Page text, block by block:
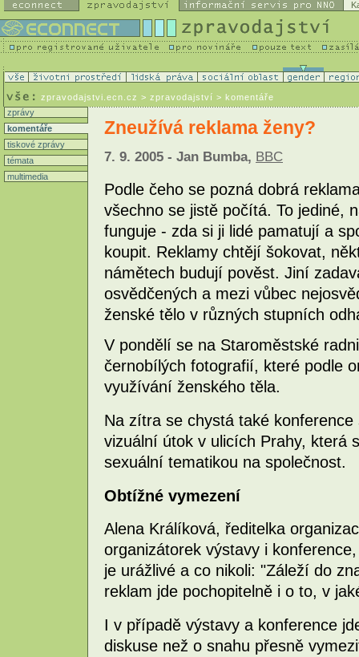
zpravodajstvi.ecn.cz > zpravodajství > komentáře
zprávy
komentáře
tiskové zprávy
témata
multimedia
Zneužívá reklama ženy?
7. 9. 2005 - Jan Bumba, BBC
Podle čeho se pozná dobrá
všechno se jistě počítá. To jediné,
funguje - zda si ji lidé pamatují a
koupit. Reklamy chtějí šokovat,
námětech budují pověst. Jiní
osvědčených a mezi vůbec
ženské tělo v různých stupních
V pondělí se na Staroměstské
černobílých fotografií, které podle
využívání ženského těla.
Na zítra se chystá také
vizuální útok v ulicích Prahy, která
sexuální tematikou na společnost.
Obtížné vymezení
Alena Králíková, ředitelka
organizátorek výstavy i
je urážlivé a co nikoli: "Záleží do
reklam jde pochopitelně i o to, v
I v případě výstavy a konference
diskuse než o snahu přesně